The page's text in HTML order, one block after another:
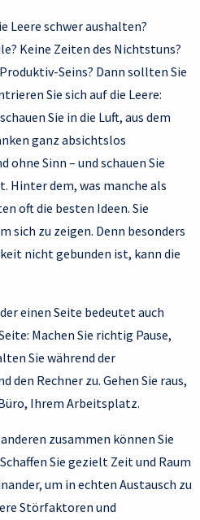
Leere schwer aushalten?
Keine Zeiten des Nichtstuns?
Seins? Dann sollten Sie
Sie sich auf die Leere:
Sie in die Luft, aus dem
ganz absichtslos
ohne Sinn – und schauen Sie
Hinter dem, was manche als
oft die besten Ideen. Sie
sich zu zeigen. Denn besonders
nicht gebunden ist, kann die
einen Seite bedeutet auch
Machen Sie richtig Pause,
Sie während der
den Rechner zu. Gehen Sie raus,
Ihrem Arbeitsplatz.
zusammen können Sie
Sie gezielt Zeit und Raum
um in echten Austausch zu
Störfaktoren und